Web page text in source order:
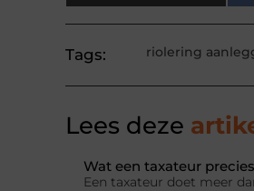
Tags: riolering
Lees deze
Wat een taxateur
Een taxateur doet meer